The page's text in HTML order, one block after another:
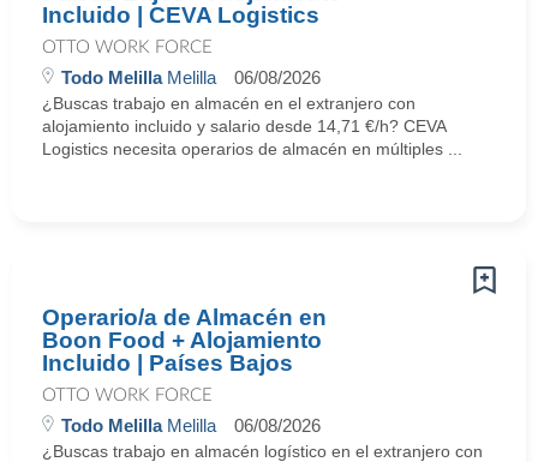
Incluido | CEVA Logistics
OTTO WORK FORCE
Todo MelillaMelilla 06/08/2026
¿Buscas trabajo en almacén en el extranjero con
alojamiento incluido y salario desde 14,71 €/h? CEVA
Logistics necesita operarios de almacén en múltiples ...
Operario/a de Almacén en
Boon Food + Alojamiento
Incluido | Países Bajos
OTTO WORK FORCE
Todo MelillaMelilla 06/08/2026
¿Buscas trabajo en almacén logístico en el extranjero con